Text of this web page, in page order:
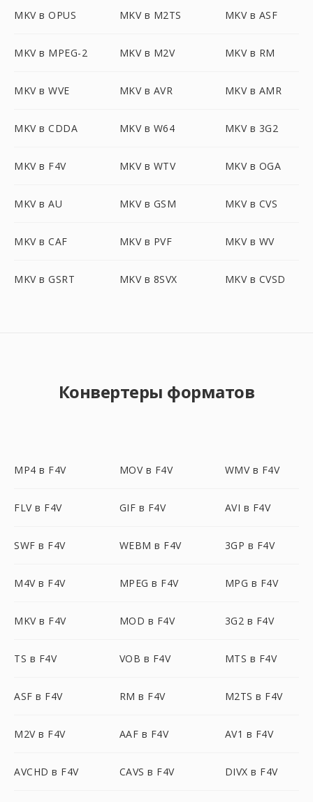
MKV в OPUS MKV в M2TS MKV в ASF
MKV в MPEG-2 MKV в M2V MKV в RM
MKV в WVE MKV в AVR MKV в AMR
MKV в CDDA MKV в W64 MKV в 3G2
MKV в F4V MKV в WTV MKV в OGA
MKV в AU MKV в GSM MKV в CVS
MKV в CAF MKV в PVF MKV в WV
MKV в GSRT MKV в 8SVX MKV в CVSD
Конвертеры форматов
MP4 в F4V MOV в F4V WMV в F4V
FLV в F4V GIF в F4V AVI в F4V
SWF в F4V WEBM в F4V 3GP в F4V
M4V в F4V MPEG в F4V MPG в F4V
MKV в F4V MOD в F4V 3G2 в F4V
TS в F4V VOB в F4V MTS в F4V
ASF в F4V RM в F4V M2TS в F4V
M2V в F4V AAF в F4V AV1 в F4V
AVCHD в F4V CAVS в F4V DIVX в F4V